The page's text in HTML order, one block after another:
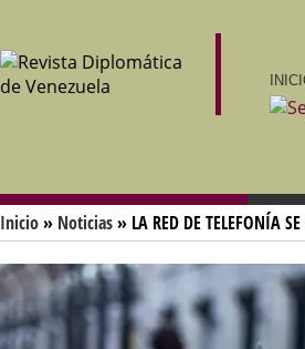
Inicio» Noticias» LA RED DE TELEFONÍA